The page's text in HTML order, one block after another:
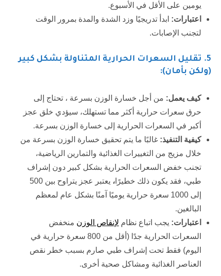
يومين على الأقل في الأسبوع.
اعتبارات: ابدأ تدريجيًا وزد الشدة والمدة بمرور الوقت
لتجنب الإصابات.
5.
تقليل السعرات الحرارية المتناولة بشكل كبير
(ولكن بأمان):
كيف يعمل: من أجل خسارة الوزن بسرعة ، تحتاج إلى
حرق سعرات حرارية أكثر مما تستهلك، سيؤدي خلق عجز
أكبر في السعرات الحرارية إلى خسارة الوزن بسرعة.
كيفية التنفيذ: غالبًا ما يتم تحقيق خسارة الوزن بسرعة من
خلال مزيج من التغييرات الغذائية والتمارين الرياضية،
تجنب خفض السعرات الحرارية بشكل كبير دون إشراف
طبي، فقد يكون ذلك خطيرًا ،
يعتبر عجز يتراوح بين 500
إلى 1000 سعرة حرارية يوميًا آمنًا بشكل عام لمعظم
البالغين.
اعتبارات: يجب اتباع نظام لإنقاص الوزن منخفض
السعرات الحرارية جدًا (أقل من 800 سعرة حرارية في
اليوم) فقط تحت إشراف طبي صارم بسبب خطر نقص
العناصر الغذائية ومشاكل صحية أخرى.